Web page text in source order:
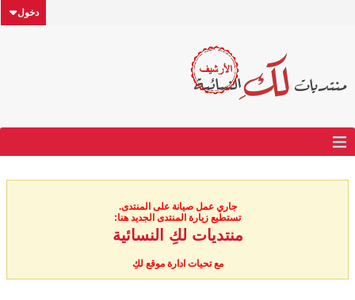
دخول
جاري عمل صيانة على المنتدى.
تستطيع زيارة المنتدى الجديد هنا:
منتديات لكِ النسائية
مع تحيات ادارة موقع لكِ